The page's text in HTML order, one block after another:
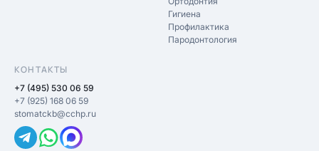
Гигиена
Профилактика
Пародонтология
КОНТАКТЫ
+7 (495) 530 06 59
+7 (925) 168 06 59
stomatckb@cchp.ru